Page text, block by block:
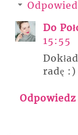
Do
15:55
radę :)
Odpowiedz